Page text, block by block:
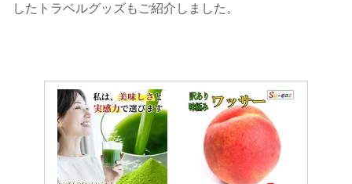
したトラベルグッズもご紹介しました。